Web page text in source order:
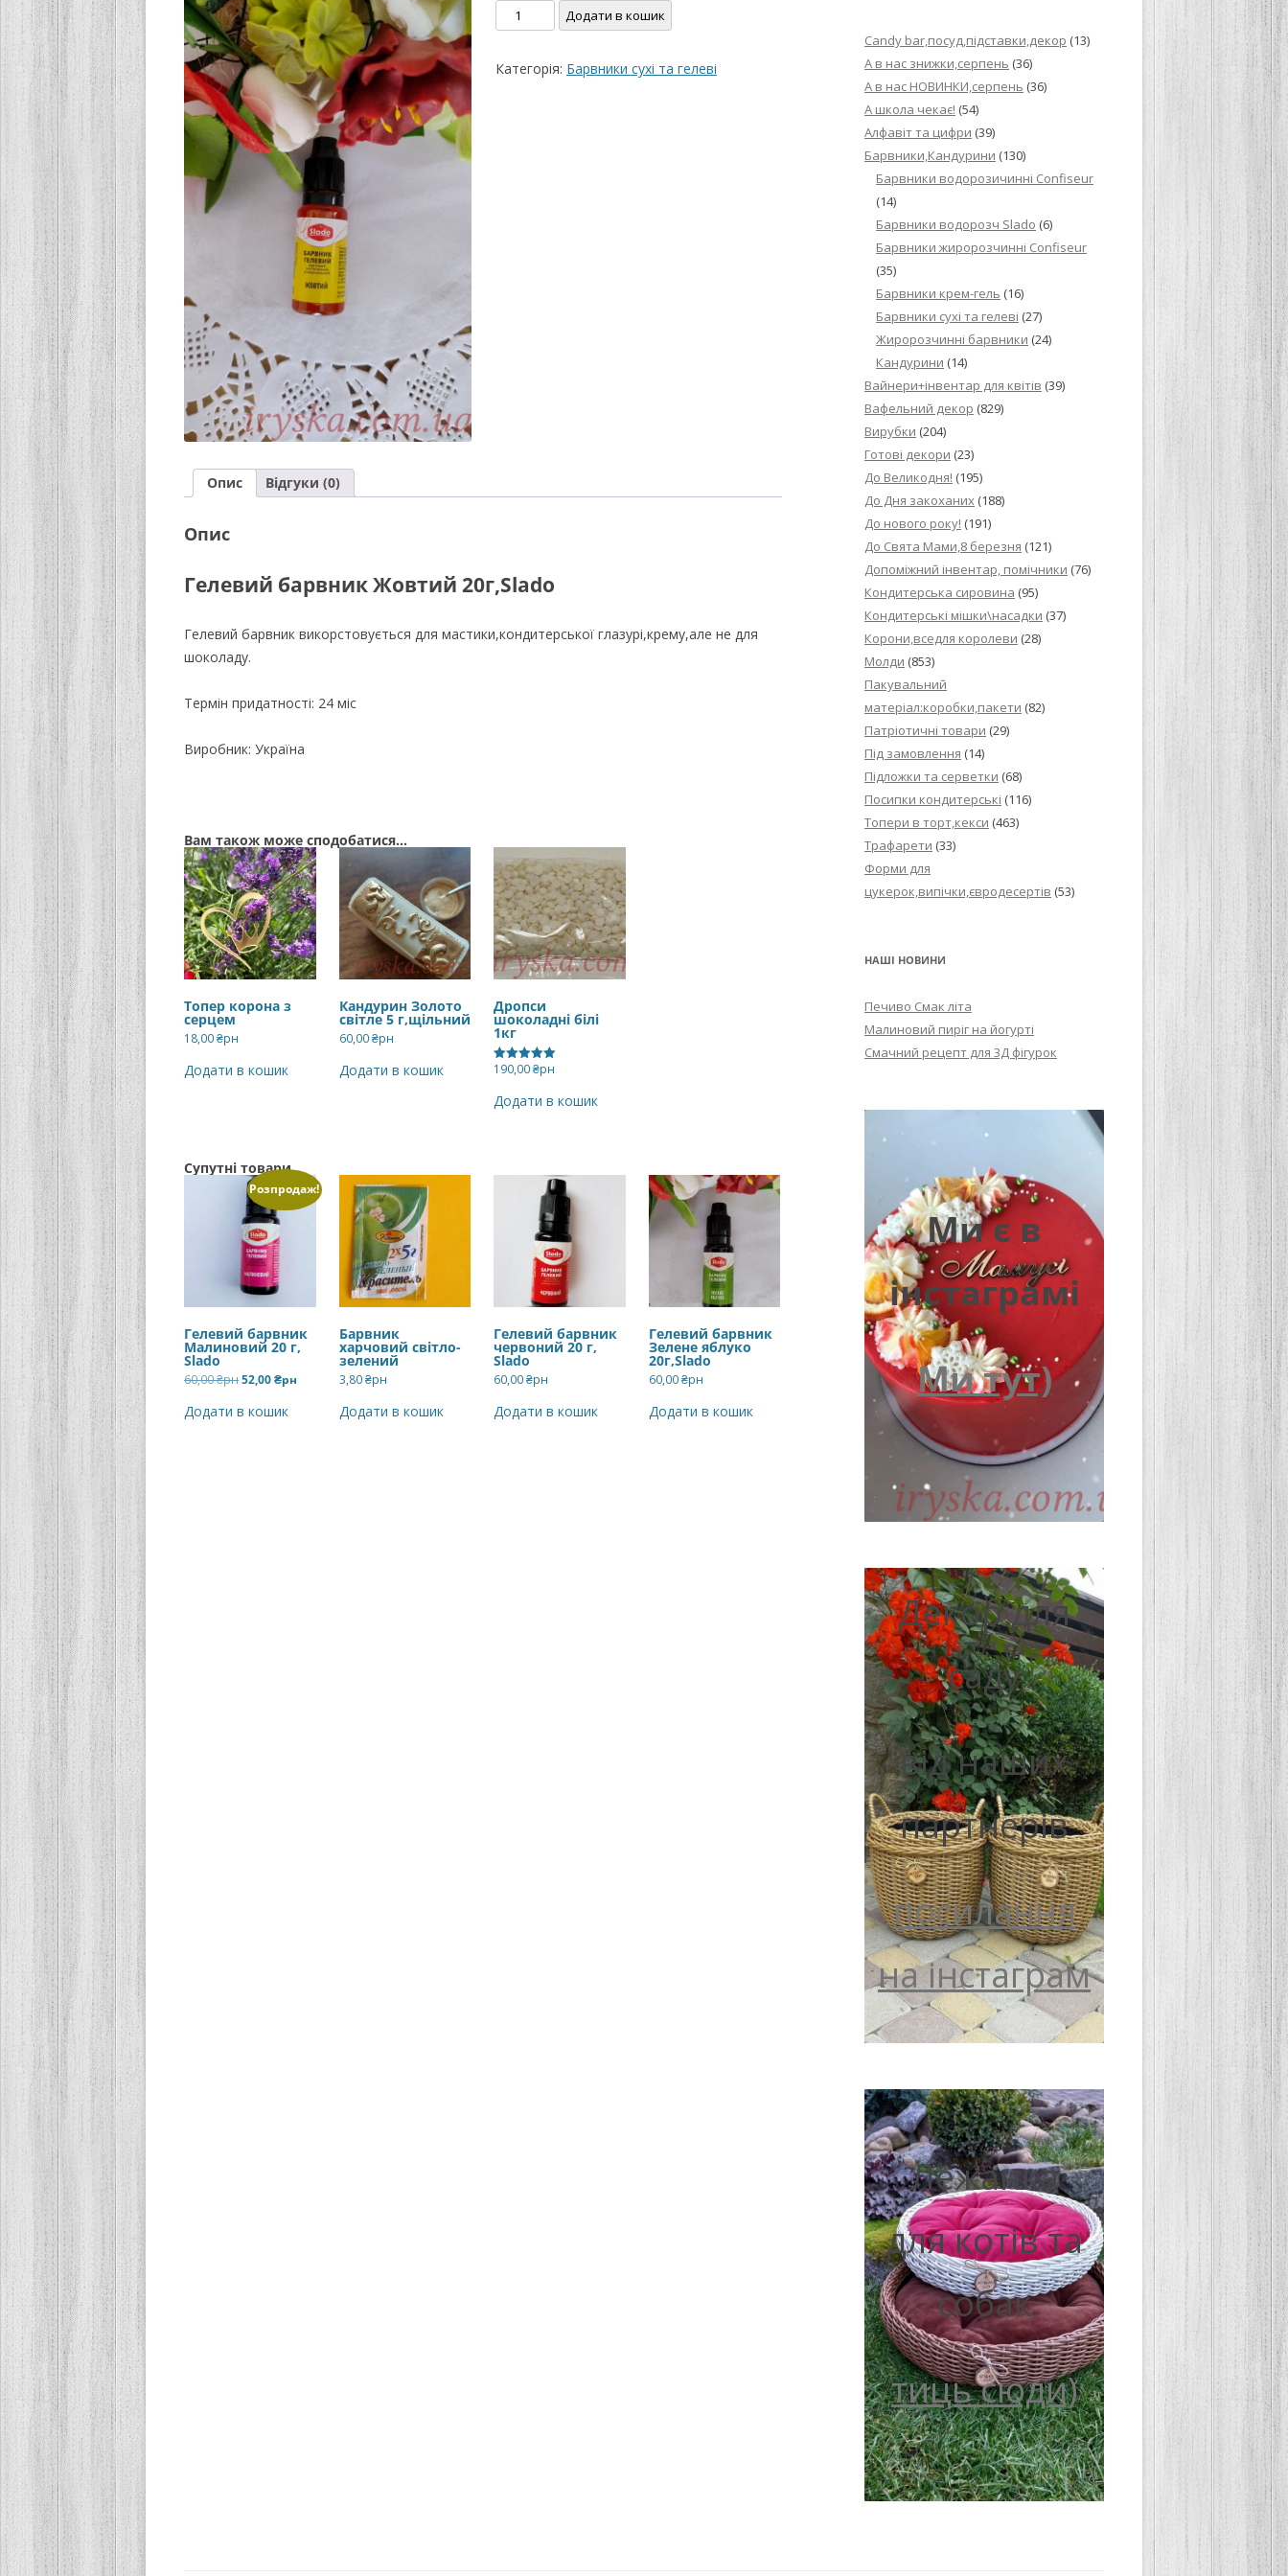
ТОРТУ,РЕЦЕПТ ПРИГОТУВАННЯ
РЕЦЕПТ МАСТИКИ ДЛЯ
ПОКРИТТЯ ТОРТІВ НА ОСНОВІ
РЕЦЕПТ ЛИМОННОГО ПИРОГА З
МИГДАЛЬНЕ ПЕЧИВКО
“ЗГУЩЕНОГО МОЛОКА БАГАТО
НЕ БУВАЄ АБО УЛЮБЛЕНИЙ
ДЕСЕРТ АРГЕНТИНЦІВ”
РЕЦЕПТ ДЛЯ ШОКОЛАДНИХ
Гелевий
барвник
20г,Slado
Додати в кошик
Категорія: Барвники сухі та гелеві
Опис Відгуки (0)
Опис
Гелевий барвник Жовтий 20г,Slado
Гелевий барвник викорстовується для мастики,кондитерської глазурі,крему,але не для
шоколаду.
Термін придатності: 24 міс
Виробник: Україна
Вам також може сподобатися…
Топер корона з
серцем
18,00₴рн
Додати в кошик
Кандурин Золото
світле 5 г,щільний
60,00₴рн
Додати в кошик
Дропси
шоколадні білі
1кг
Оцінено в
190,00₴рн
Додати в кошик
Супутні товари
Розпродаж!
Гелевий барвник
Малиновий 20 г,
Slado
60,00₴рнОригінальна
ціна:
52,00₴рн Поточна
Додати в кошик
Барвник
харчовий світло-
зелений
3,80₴рн
Додати в кошик
Гелевий барвник
червоний 20 г,
Slado
60,00₴рн
Додати в кошик
Гелевий барвник
Зелене яблуко
20г,Slado
60,00₴рн
Додати в кошик
Candy bar,посуд,підставки,декор (13)
А в нас знижки,серпень (36)
А в нас НОВИНКИ,серпень (36)
А школа чекає! (54)
Алфавіт та цифри (39)
Барвники,Кандурини (130)
Барвники водорозичинні Confiseur
(14)
Барвники водорозч Slado (6)
Барвники жиророзчинні Confiseur
(35)
Барвники крем-гель (16)
Барвники сухі та гелеві (27)
Жиророзчинні барвники (24)
Кандурини (14)
Вайнери+інвентар для квітів (39)
Вафельний декор (829)
Вирубки (204)
Готові декори (23)
До Великодня! (195)
До Дня закоханих (188)
До нового року! (191)
До Свята Мами,8 березня (121)
Допоміжний інвентар, помічники (76)
Кондитерська сировина (95)
Кондитерські мішки\насадки (37)
Корони,вседля королеви (28)
Молди (853)
Пакувальний
матеріал:коробки,пакети (82)
Патріотичні товари (29)
Під замовлення (14)
Підложки та серветки (68)
Посипки кондитерські (116)
Топери в торт,кекси (463)
Трафарети (33)
Форми для
цукерок,випічки,євродесертів (53)
НАШІ НОВИНИ
Печиво Смак літа
Малиновий пиріг на йогурті
Смачний рецепт для 3Д фігурок
Ми є в
інстаграмі
Ми тут)
Декор для
саду
від наших
партнерів
посилання
на інстаграм
Лежанка
для котів та
собак
тиць сюди)